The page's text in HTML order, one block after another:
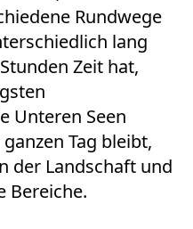
Rundwege
lang
Zeit hat,
Unteren Seen
Tag bleibt,
der Landschaft und
Bereiche.